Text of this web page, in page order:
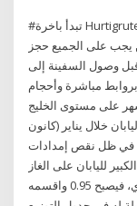
#تبدأ باخرة Hurtigruten العمل الطبيعي الآن عاد Hurtigruten إلى
اليومي إلى 34 ميناء. لكن يجب على الجميع حجز
وصول السفينة إلى
مباشرة وأحجام
على مستوى الخليج
خلال يناير (كانون
في ظل نقص إمدادات
لليابان على الغاز
الطبيعي لتوليد الكهرباء حوّل النسبة لرقم عشري، فيصبح 0.95 واقسمه